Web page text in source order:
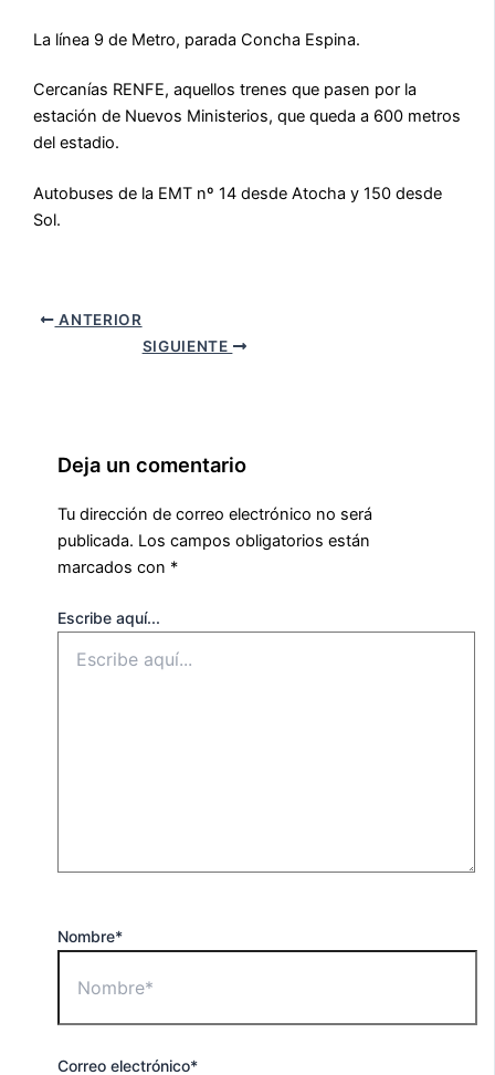
La línea 9 de Metro, parada Concha Espina.
Cercanías RENFE, aquellos trenes que pasen por la
estación de Nuevos Ministerios, que queda a 600 metros
del estadio.
Autobuses de la EMT nº 14 desde Atocha y 150 desde
Sol.
ANTERIOR
SIGUIENTE
Deja un comentario
Tu dirección de correo electrónico no será
publicada. Los campos obligatorios están
marcados con *
Escribe aquí...
Nombre*
Correo electrónico*